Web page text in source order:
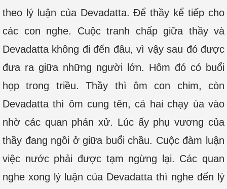
theo lý luận của Devadatta. Để thầy kể tiếp cho
các con nghe. Cuộc tranh chấp giữa thầy và
Devadatta không đi đến đâu, vì vậy sau đó được
đưa ra giữa những người lớn. Hôm đó có buổi
họp trong triều. Thầy thì ôm con chim, còn
Devadatta thì ôm cung tên, cả hai chạy ùa vào
nhờ các quan phán xử. Lúc ấy phụ vương của
thầy đang ngồi ở giữa buổi chầu. Cuộc đàm luận
việc nước phải được tạm ngừng lại. Các quan
nghe xong lý luận của Devadatta thì nghe đến lý